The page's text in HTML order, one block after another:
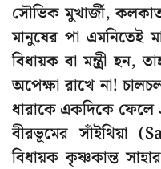
সৌভিক মুখার্জী,
মানুষের পা এমনিতেই
বিধায়ক বা মন্ত্রী
অপেক্ষা রাখে না!
ধারাকে একদিকে ফেলে
বীরভূমের সাঁইথিয়া
বিধায়ক কৃষ্ণকান্ত